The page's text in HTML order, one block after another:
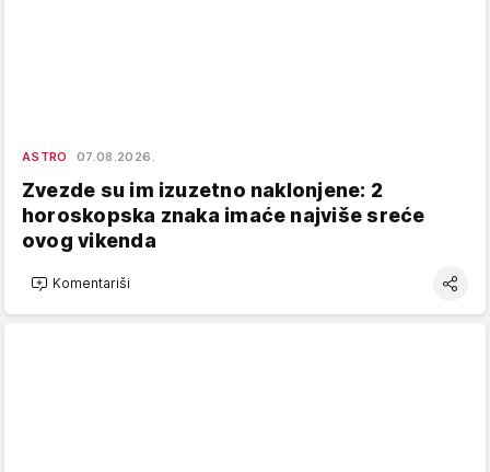
ASTRO 07.08.2026.
Zvezde su im izuzetno naklonjene: 2
horoskopska znaka imaće najviše sreće
ovog vikenda
Komentariši